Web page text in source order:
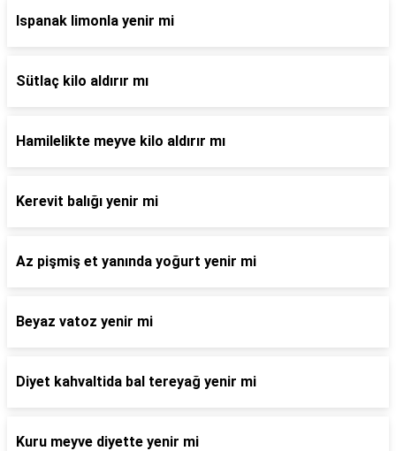
Ispanak limonla yenir mi
Sütlaç kilo aldırır mı
Hamilelikte meyve kilo aldırır mı
Kerevit balığı yenir mi
Az pişmiş et yanında yoğurt yenir mi
Beyaz vatoz yenir mi
Diyet kahvaltida bal tereyağ yenir mi
Kuru meyve diyette yenir mi